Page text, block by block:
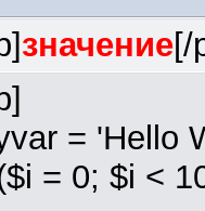
значение[/
= 'Hello
i = 0; $i <